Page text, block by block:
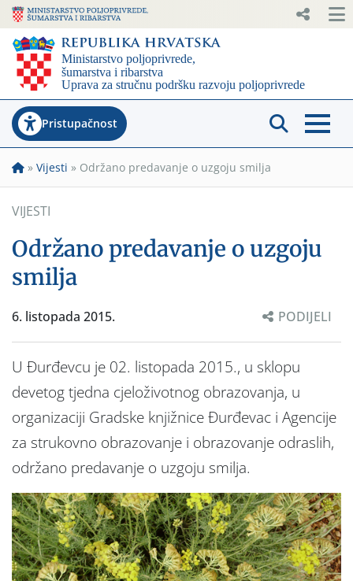
Pristupačnost
» Vijesti » Održano predavanje o uzgoju smilja
VIJESTI
Održano predavanje o uzgoju
smilja
6. listopada 2015. PODIJELI
U Đurđevcu je 02. listopada 2015., u sklopu
devetog tjedna cjeloživotnog obrazovanja, u
organizaciji Gradske knjižnice Đurđevac i Agencije
za strukovno obrazovanje i obrazovanje odraslih,
održano predavanje o uzgoju smilja.